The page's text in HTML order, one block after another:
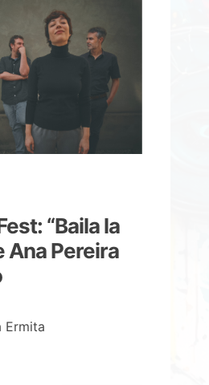
“Baila la
Ana Pereira
Ermita